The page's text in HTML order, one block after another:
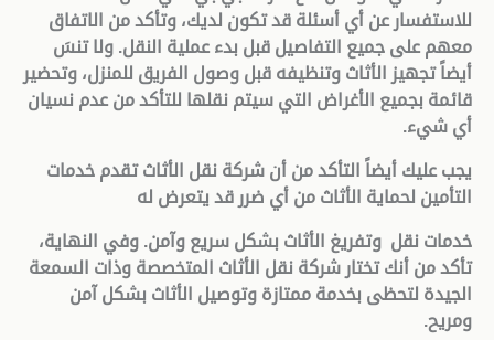
للاستفسار عن أي أسئلة قد تكون لديك، وتأكد من الاتفاق
معهم على جميع التفاصيل قبل بدء عملية النقل. ولا تنسَ
أيضاً تجهيز الأثاث وتنظيفه قبل وصول الفريق للمنزل، وتحضير
قائمة بجميع الأغراض التي سيتم نقلها للتأكد من عدم نسيان
أي شيء.
يجب عليك أيضاً التأكد من أن شركة نقل الأثاث تقدم خدمات
التأمين لحماية الأثاث من أي ضرر قد يتعرض له
خدمات نقل وتفريغ الأثاث بشكل سريع وآمن. وفي النهاية،
تأكد من أنك تختار شركة نقل الأثاث المتخصصة وذات السمعة
الجيدة لتحظى بخدمة ممتازة وتوصيل الأثاث بشكل آمن
ومريح.